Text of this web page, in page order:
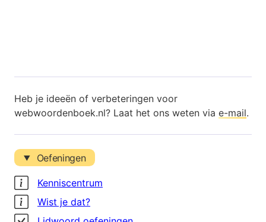
Heb je ideeën of verbeteringen voor
webwoordenboek.nl? Laat het ons weten via e-mail.
Oefeningen
Kenniscentrum
Wist je dat?